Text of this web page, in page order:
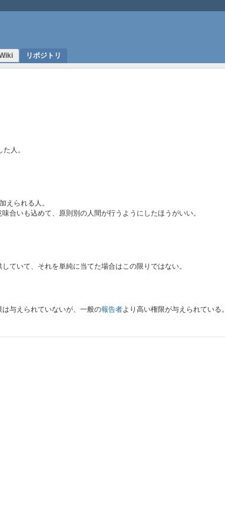
リポジトリ
人。
えられる人。
合いも込めて、原則別の人間が行うようにしたほうがいい。
ていて、それを単純に当てた場合はこの限りではない。
は与えられていないが、一般の報告者より高い権限が与えられている。